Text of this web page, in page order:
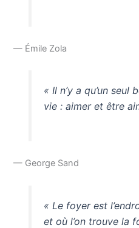
— Émile Zola
« Il n’y a qu’un seul
vie : aimer et être
— George Sand
« Le foyer est
et où l’on trouve la